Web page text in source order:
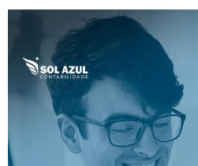
e
o
t
a
g
r
a
m
t
p